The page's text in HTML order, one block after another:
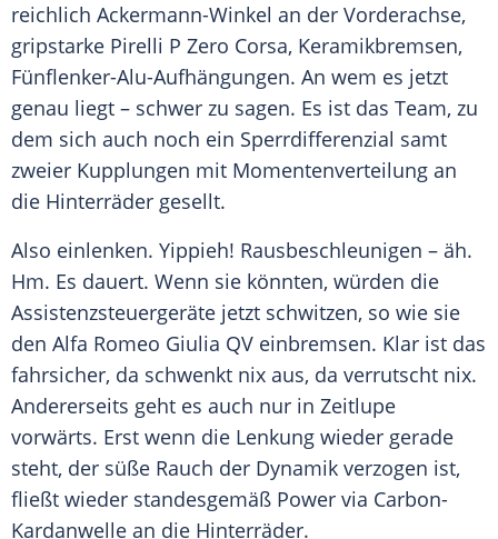
reichlich Ackermann-Winkel an der Vorderachse,
gripstarke Pirelli P Zero Corsa, Keramikbremsen,
Fünflenker-Alu-Aufhängungen. An wem es jetzt
genau liegt – schwer zu sagen. Es ist das Team, zu
dem sich auch noch ein Sperrdifferenzial samt
zweier Kupplungen mit Momentenverteilung an
die Hinterräder gesellt.
Also einlenken. Yippieh! Rausbeschleunigen – äh.
Hm. Es dauert. Wenn sie könnten, würden die
Assistenzsteuergeräte jetzt schwitzen, so wie sie
den Alfa Romeo Giulia QV einbremsen. Klar ist das
fahrsicher, da schwenkt nix aus, da verrutscht nix.
Andererseits geht es auch nur in Zeitlupe
vorwärts. Erst wenn die Lenkung wieder gerade
steht, der süße Rauch der Dynamik verzogen ist,
fließt wieder standesgemäß Power via Carbon-
Kardanwelle an die Hinterräder.